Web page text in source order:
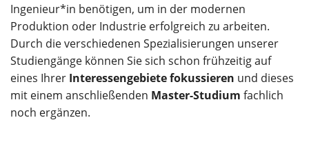
Ingenieur*in benötigen, um in der modernen
Produktion oder Industrie erfolgreich zu arbeiten.
Durch die verschiedenen Spezialisierungen unserer
Studiengänge können Sie sich schon frühzeitig auf
eines Ihrer Interessengebiete fokussieren und dieses
mit einem anschließenden Master-Studium fachlich
noch ergänzen.